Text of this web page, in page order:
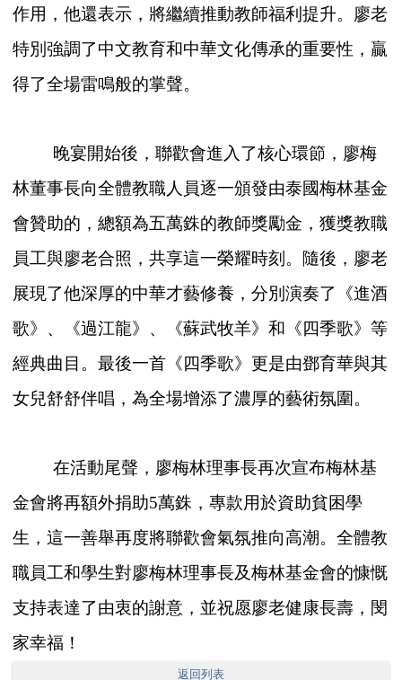
作用，他還表示，將繼續推動教師福利提升。廖老
特別強調了中文教育和中華文化傳承的重要性，贏
得了全場雷鳴般的掌聲。
晚宴開始後，聯歡會進入了核心環節，廖梅
林董事長向全體教職人員逐一頒發由泰國梅林基金
會贊助的，總額為五萬銖的教師獎勵金，獲獎教職
員工與廖老合照，共享這一榮耀時刻​​。隨後，廖老
展現了他深厚的中華才藝修養，分別演奏了《進酒
歌》、《過江龍》、《蘇武牧羊》和《四季歌》等
經典曲目。最後一首《四季歌》更是由鄧育華與其
女兒舒舒伴唱，為全場增添了濃厚的藝術氛圍。
在活動尾聲，廖梅林理事長再次宣布梅林基
金會將再額外捐助5萬銖，專款用於資助貧困學
生，這一善舉再度將聯歡會氣氛推向高潮。全體教
職員工和學生對廖梅林理事長及梅林基金會的慷慨
支持表達了由衷的謝意，並祝愿廖老健康長壽，閔
家幸福！
返回列表